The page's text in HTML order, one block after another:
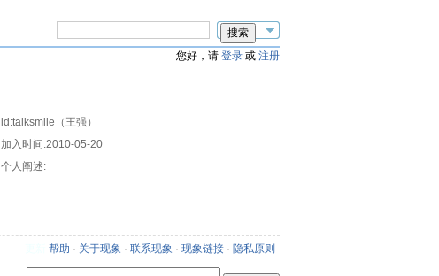
您好，请 登录 或 注册
id:talksmile（王强）
加入时间:2010-05-20
个人阐述:
帮助 · 关于现象 · 联系现象 · 现象链接 · 隐私原则